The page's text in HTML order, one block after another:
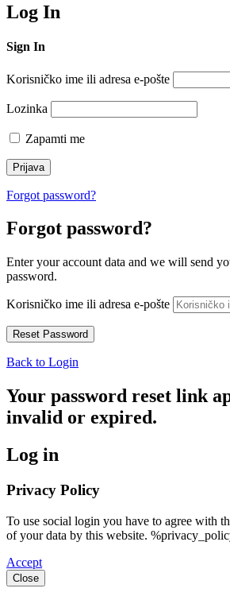
Log In
Sign In
Korisničko ime ili adresa e-pošte
Lozinka
Zapamti me
Forgot password?
Forgot password?
Enter your account data and we will send
password.
Korisničko ime ili adresa e-pošte
Back to Login
Your password reset link
invalid or expired.
Log in
Privacy Policy
To use social login you have to agree with
of your data by this website.
Accept
Close